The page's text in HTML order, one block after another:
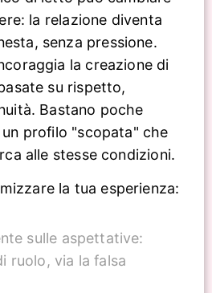
la relazione diventa
senza pressione.
la creazione di
su rispetto,
Bastano poche
profilo "scopata" che
alle stesse condizioni.
la tua esperienza:
sulle aspettative:
ruolo, via la falsa